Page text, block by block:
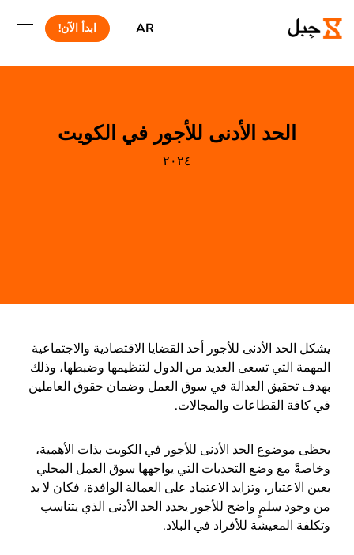
AR ابدأ الآن!
الحد الأدنى للأجور في الكويت
٢٠٢٤
يشكل الحد الأدنى للأجور أحد القضايا الاقتصادية والاجتماعية
المهمة التي تسعى العديد من الدول لتنظيمها وضبطها، وذلك
بهدف تحقيق العدالة في سوق العمل وضمان حقوق العاملين
في كافة القطاعات والمجالات.
يحظى موضوع الحد الأدنى للأجور في الكويت بذات الأهمية،
وخاصةً مع وضع التحديات التي يواجهها سوق العمل المحلي
بعين الاعتبار، وتزايد الاعتماد على العمالة الوافدة، فكان لا بد
من وجود سلمٍ واضح للأجور يحدد الحد الأدنى الذي يتناسب
وتكلفة المعيشة للأفراد في البلاد.